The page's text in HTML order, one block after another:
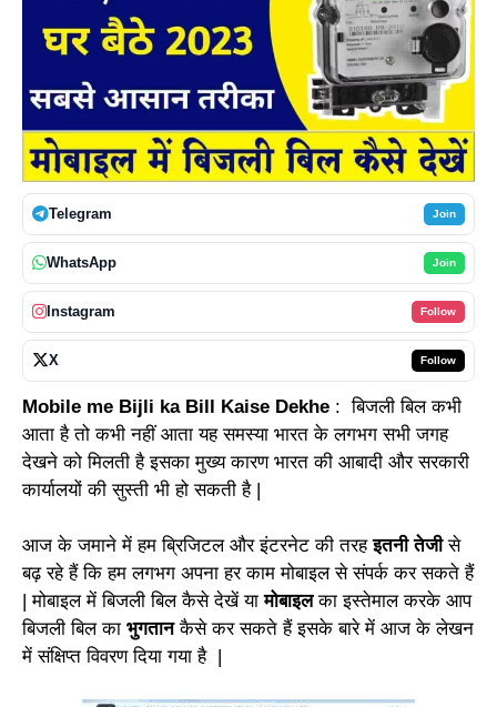
Telegram Join
WhatsApp Join
Instagram Follow
X Follow
Mobile me Bijli ka Bill Kaise Dekhe : बिजली बिल कभी
आता है तो कभी नहीं आता यह समस्या भारत के लगभग सभी जगह
देखने को मिलती है इसका मुख्य कारण भारत की आबादी और सरकारी
कार्यालयों की सुस्ती भी हो सकती है |
आज के जमाने में हम ब्रिजिटल और इंटरनेट की तरहइतनी तेजीसे
बढ़ रहे हैं कि हम लगभग अपना हर काम मोबाइल से संपर्क कर सकते हैं
| मोबाइल में बिजली बिल कैसे देखें यामोबाइलका इस्तेमाल करके आप
बिजली बिल का भुगतानकैसे कर सकते हैं इसके बारे में आज के लेखन
में संक्षिप्त विवरण दिया गया है |